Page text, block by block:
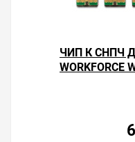
ЧИП К СНПЧ
WORKFORCE